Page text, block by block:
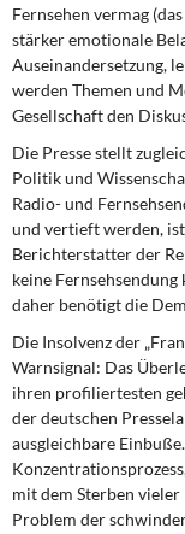
Fernsehen vermag
stärker emotionale
Auseinandersetzung,
werden Themen und
Gesellschaft den
Die Presse stellt
Politik und
Radio- und
und vertieft werden,
Berichterstatter der
keine
daher benötigt die
Die Insolvenz der
Warnsignal: Das
ihren profiliertesten
der deutschen
ausgleichbare
mit dem Sterben
Problem der